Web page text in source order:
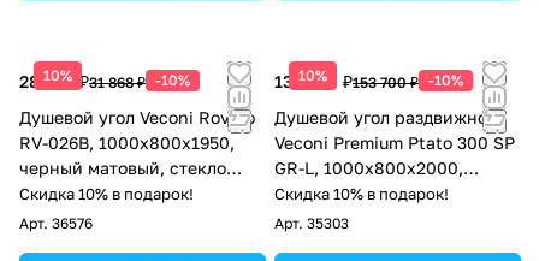
10%
28 681 ₽31 868 ₽ -10%
Душевой угол Veconi Rovigo
RV-026B, 1000х800х1950,
черный матовый, стекло
прозрачное
Скидка 10% в подарок!
Арт. 36576
10%
138 330 ₽153 700 ₽ -10%
Душевой угол раздвижной
Veconi Premium Ptato 300 SP
GR-L, 1000х800x2000,
брашированный графит,
стекло прозрачное
Скидка 10% в подарок!
Арт. 35303